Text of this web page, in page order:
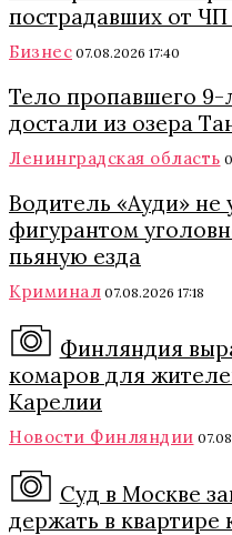
пострадавших от
Бизнес 07.08.2026 17:40
Тело пропавшего 9-
достали из озера
Ленинградская область
Водитель «Ауди» не
фигурантом
пьяную езда
Криминал 07.08.2026 17:18
Финляндия
комаров для
Карелии
Новости Финляндии
Суд в Москве
держать в квартире